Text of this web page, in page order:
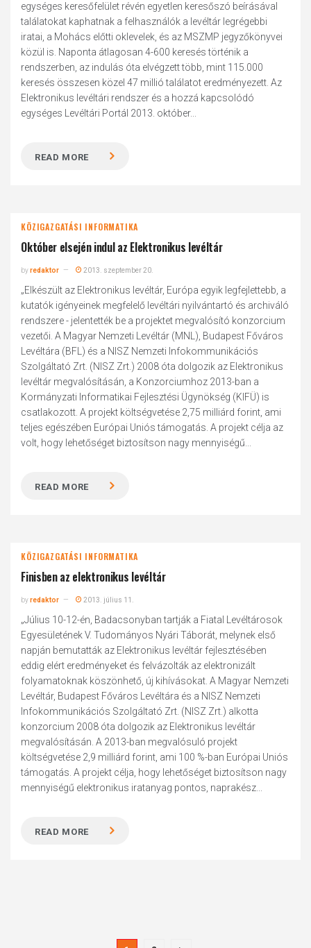
egységes keresőfelület révén egyetlen keresőszó beírásával
találatokat kaphatnak a felhasználók a levéltár legrégebbi
iratai, a Mohács előtti oklevelek, és az MSZMP jegyzőkönyvei
közül is. Naponta átlagosan 4-600 keresés történik a
rendszerben, az indulás óta elvégzett több, mint 115.000
keresés összesen közel 47 millió találatot eredményezett. Az
Elektronikus levéltári rendszer és a hozzá kapcsolódó
egységes Levéltári Portál 2013. október...
READ MORE
KÖZIGAZGATÁSI INFORMATIKA
Október elsején indul az Elektronikus levéltár
byredaktor 2013. szeptember 20.
„Elkészült az Elektronikus levéltár, Európa egyik legfejlettebb, a
kutatók igényeinek megfelelő levéltári nyilvántartó és archiváló
rendszere - jelentették be a projektet megvalósító konzorcium
vezetői. A Magyar Nemzeti Levéltár (MNL), Budapest Főváros
Levéltára (BFL) és a NISZ Nemzeti Infokommunikációs
Szolgáltató Zrt. (NISZ Zrt.) 2008 óta dolgozik az Elektronikus
levéltár megvalósításán, a Konzorciumhoz 2013-ban a
Kormányzati Informatikai Fejlesztési Ügynökség (KIFÜ) is
csatlakozott. A projekt költségvetése 2,75 milliárd forint, ami
teljes egészében Európai Uniós támogatás. A projekt célja az
volt, hogy lehetőséget biztosítson nagy mennyiségű...
READ MORE
KÖZIGAZGATÁSI INFORMATIKA
Finisben az elektronikus levéltár
byredaktor 2013. július 11.
„Július 10-12-én, Badacsonyban tartják a Fiatal Levéltárosok
Egyesületének V. Tudományos Nyári Táborát, melynek első
napján bemutatták az Elektronikus levéltár fejlesztésében
eddig elért eredményeket és felvázolták az elektronizált
folyamatoknak köszönhető, új kihívásokat. A Magyar Nemzeti
Levéltár, Budapest Főváros Levéltára és a NISZ Nemzeti
Infokommunikációs Szolgáltató Zrt. (NISZ Zrt.) alkotta
konzorcium 2008 óta dolgozik az Elektronikus levéltár
megvalósításán. A 2013-ban megvalósuló projekt
költségvetése 2,9 milliárd forint, ami 100 %-ban Európai Uniós
támogatás. A projekt célja, hogy lehetőséget biztosítson nagy
mennyiségű elektronikus iratanyag pontos, naprakész...
READ MORE